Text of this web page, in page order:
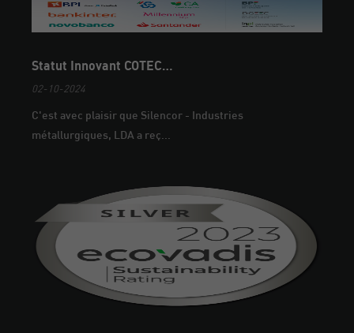
Statut Innovant COTEC…
02-10-2024
C'est avec plaisir que Silencor - Industries
métallurgiques, LDA a reç...